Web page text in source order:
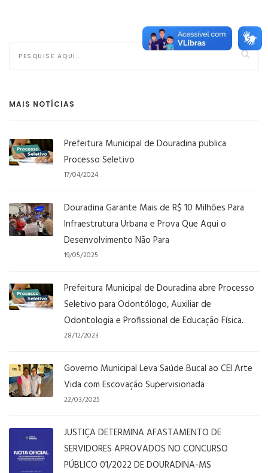
MAIS NOTÍCIAS
Prefeitura Municipal de Douradina publica
Processo Seletivo
17/04/2024
Douradina Garante Mais de R$ 10 Milhões Para
Infraestrutura Urbana e Prova Que Aqui o
Desenvolvimento Não Para
19/05/2025
Prefeitura Municipal de Douradina abre Processo
Seletivo para Odontólogo, Auxiliar de
Odontologia e Profissional de Educação Física.
28/12/2023
Governo Municipal Leva Saúde Bucal ao CEI Arte
Vida com Escovação Supervisionada
22/03/2025
JUSTIÇA DETERMINA AFASTAMENTO DE
SERVIDORES APROVADOS NO CONCURSO
PÚBLICO 01/2022 DE DOURADINA-MS